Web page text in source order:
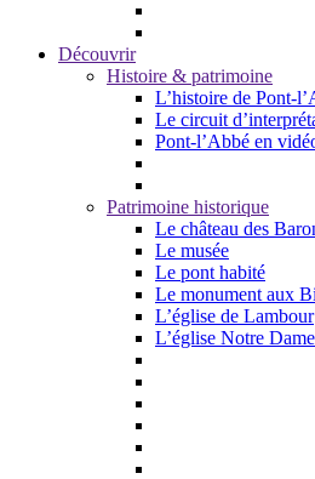
Découvrir
Histoire & patrimoine
L’histoire de Pont-
Le circuit
Pont-l’Abbé en
Patrimoine historique
Le château des
Le musée
Le pont habité
Le monument aux
L’église de Lambour
L’église Notre